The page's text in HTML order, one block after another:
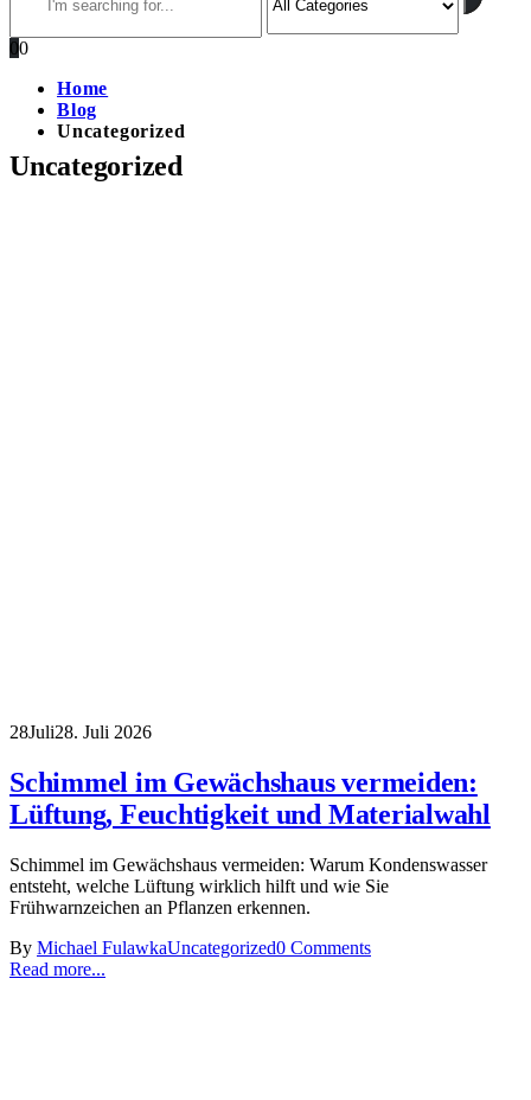
00
Home
Blog
Uncategorized
Uncategorized
28Juli28. Juli 2026
Schimmel im Gewächshaus vermeiden:
Lüftung, Feuchtigkeit und Materialwahl
Schimmel im Gewächshaus vermeiden: Warum Kondenswasser
entsteht, welche Lüftung wirklich hilft und wie Sie
Frühwarnzeichen an Pflanzen erkennen.
By Michael FulawkaUncategorized0 Comments
Read more...